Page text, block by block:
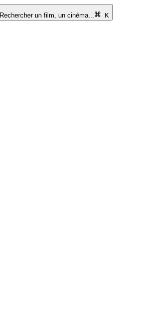
Rechercher un film, un cinéma...
K